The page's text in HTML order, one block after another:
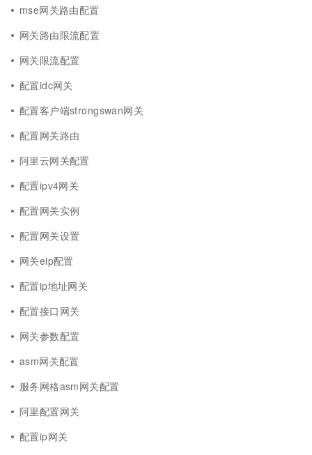
mse网关路由配置
网关路由限流配置
网关限流配置
配置idc网关
配置客户端strongswan网关
配置网关路由
阿里云网关配置
配置ipv4网关
配置网关实例
配置网关设置
网关eip配置
配置ip地址网关
配置接口网关
网关参数配置
asm网关配置
服务网格asm网关配置
阿里配置网关
配置ip网关